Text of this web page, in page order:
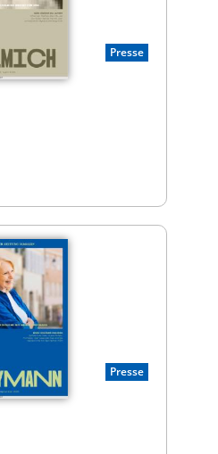
Presse
Presse